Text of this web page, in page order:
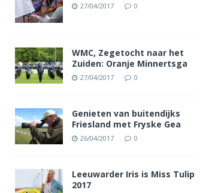
27/04/2017 0
WMC, Zegetocht naar het
Zuiden: Oranje Minnertsga
27/04/2017 0
Genieten van buitendijks
Friesland met Fryske Gea
26/04/2017 0
Leeuwarder Iris is Miss Tulip
2017